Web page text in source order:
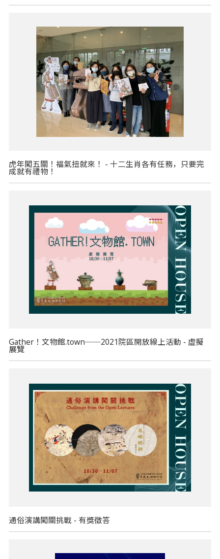
虎年闖五關！福氣扭就來！ - 十二生肖各有任務，只要完
成就有禮物！
Gather！文物館.town──2021院區開放線上活動 - 虛擬
展覽
通俗演講闖關挑戰 - 有獎徵答